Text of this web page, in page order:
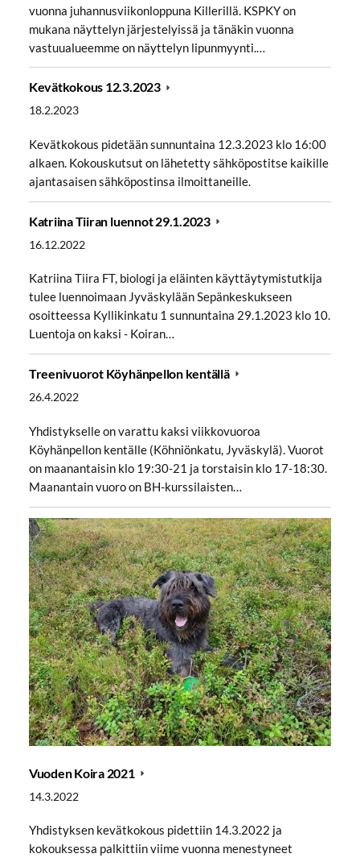
vuonna juhannusviikonloppuna Killerillä. KSPKY on
mukana näyttelyn järjestelyissä ja tänäkin vuonna
vastuualueemme on näyttelyn lipunmyynti.…
Kevätkokous 12.3.2023
18.2.2023
Kevätkokous pidetään sunnuntaina 12.3.2023 klo 16:00
alkaen. Kokouskutsut on lähetetty sähköpostitse kaikille
ajantasaisen sähköpostinsa ilmoittaneille.
Katriina Tiiran luennot 29.1.2023
16.12.2022
Katriina Tiira FT, biologi ja eläinten käyttäytymistutkija
tulee luennoimaan Jyväskylään Sepänkeskukseen
osoitteessa Kyllikinkatu 1 sunnuntaina 29.1.2023 klo 10.
Luentoja on kaksi - Koiran…
Treenivuorot Köyhänpellon kentällä
26.4.2022
Yhdistykselle on varattu kaksi viikkovuoroa
Köyhänpellon kentälle (Köhniönkatu, Jyväskylä). Vuorot
on maanantaisin klo 19:30-21 ja torstaisin klo 17-18:30.
Maanantain vuoro on BH-kurssilaisten…
Vuoden Koira 2021
14.3.2022
Yhdistyksen kevätkokous pidettiin 14.3.2022 ja
kokouksessa palkittiin viime vuonna menestyneet